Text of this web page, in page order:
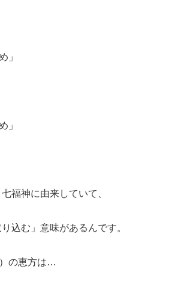
」
」
福神に由来していて、
込む」意味があるんです。
の恵方は…